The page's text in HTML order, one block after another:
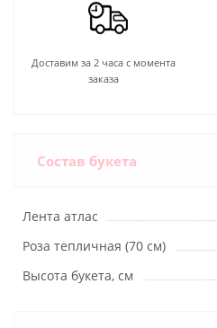
Доставим за 2 часа с момента
заказа
Состав букета
Лента атлас
Роза тепличная (70 см)
Высота букета, см